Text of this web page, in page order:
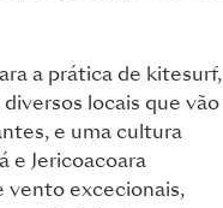
a prática de kitesurf,
locais que vão
e uma cultura
e Jericoacoara
vento excecionais,